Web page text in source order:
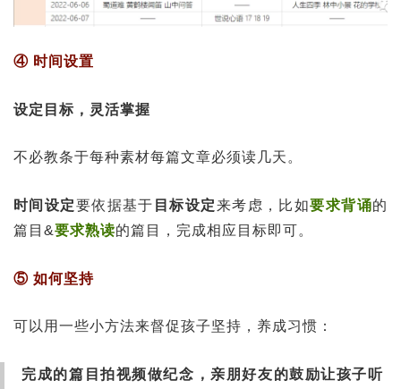
④ 时间设置
设定目标，灵活掌握
不必教条于每种素材每篇文章必须读几天。
时间设定要依据基于 目标设定来考虑，比如要求背诵的
篇目&要求熟读的篇目，完成相应目标即可。
⑤ 如何坚持
可以用一些小方法来督促孩子坚持，养成习惯：
完成的篇目拍视频做纪念，亲朋好友的鼓励让孩子听